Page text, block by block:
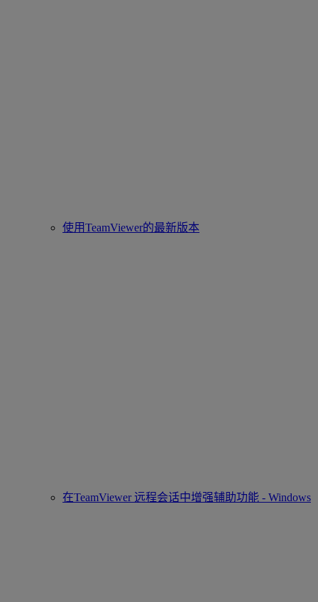
使用TeamViewer的最新版本
在TeamViewer 远程会话中增强辅助功能 - Windows